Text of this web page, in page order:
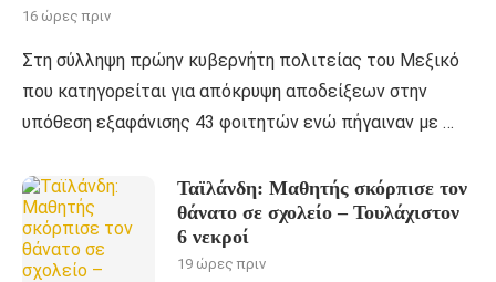
16 ώρες πριν
Στη σύλληψη πρώην κυβερνήτη πολιτείας του Μεξικό
που κατηγορείται για απόκρυψη αποδείξεων στην
υπόθεση εξαφάνισης 43 φοιτητών ενώ πήγαιναν με …
Ταϊλάνδη: Μαθητής σκόρπισε τον
θάνατο σε σχολείο – Τουλάχιστον
6 νεκροί
19 ώρες πριν